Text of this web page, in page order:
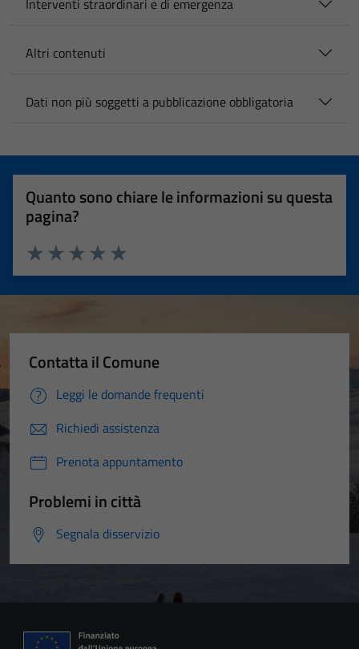
Interventi straordinari e di emergenza
Altri contenuti
Dati non più soggetti a pubblicazione obbligatoria
Quanto sono chiare le informazioni su questa
pagina?
Valuta 5 stelle su 5
Valuta 4 stelle su 5
Valuta 3 stelle su 5
Valuta 2 stelle su 5
Valuta 1 stelle su 5
Contatta il Comune
Leggi le domande frequenti
Richiedi assistenza
Prenota appuntamento
Problemi in città
Segnala disservizio